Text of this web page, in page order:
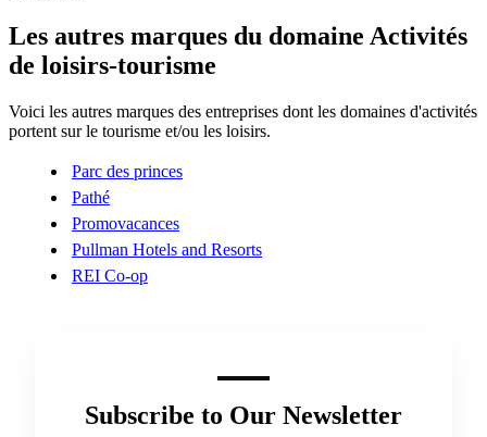
Les autres marques du domaine Activités
de loisirs-tourisme
Voici les autres marques des entreprises dont les domaines d'activités
portent sur le tourisme et/ou les loisirs.
Parc des princes
Pathé
Promovacances
Pullman Hotels and Resorts
REI Co-op
Subscribe to Our Newsletter